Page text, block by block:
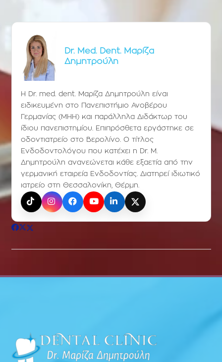
Dr. Med. Dent. Μαρίζα
Δημητρούλη
Η Dr. med. dent. Μαρίζα Δημητρούλη είναι
ειδικευμένη στο Πανεπιστήμιο Ανοβέρου
Γερμανίας (ΜΗΗ) και παράλληλα Διδάκτωρ του
ίδιου πανεπιστημίου. Επιπρόσθετα εργάστηκε σε
οδοντιατρείο στο Βερολίνο. Ο τίτλος
Ενδοδοντολόγου που κατέχει η Dr. Μ.
Δημητρούλη ανανεώνεται κάθε εξαετία από την
γερμανική εταιρεία Ενδοδοντίας. Διατηρεί ιδιωτικό
ιατρείο στη Θεσσαλονίκη, Θέρμη.
TikTokInstagramFacebookYouTubeLinkedInX (Twitter)